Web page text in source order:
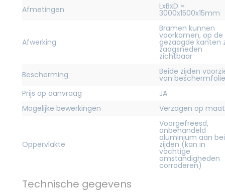
Afmetingen
LxBxD =
3000x1500x15mm
Afwerking
Bramen kunnen
voorkomen, op de
gezaagde kanten
zaagsneden
zichtbaar
Bescherming
Beide zijden
van beschermfolie
Prijs op aanvraag
JA
Mogelijke bewerkingen
Verzagen op maat
Oppervlakte
Voorgefreesd,
onbehandeld
aluminium aan
zijden (kan in
vochtige
omstandigheden
corroderen)
Technische gegevens